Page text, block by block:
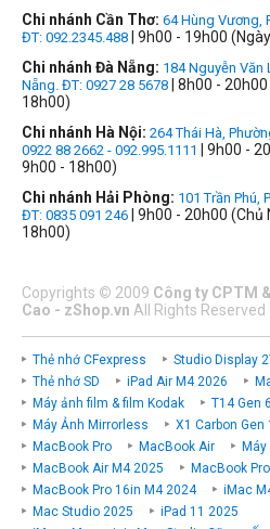
Chi nhánh Cần Thơ: 64 Hùng Vương,
ĐT: 092.2345.488 | 9h00 - 19h00
Chi nhánh Đà Nẵng: 184 Nguyễn Văn
Nẵng. ĐT: 0927 28 5678 | 8h00 -
18h00)
Chi nhánh Hà Nội: 264 Thái Hà,
0922 88 2662 - 092.995.1111
| 9h00 -
9h00 - 18h00)
Chi nhánh Hải Phòng: 101 Trần Phú,
ĐT: 0835 091 246 | 9h00 - 20h00 (Chủ
18h00)
Copyrights © 2009 Công ty CPTM
Cao - zShop.vn All Rights Reserved
Thẻ nhớ CFexpress Studio Display
Thẻ nhớ SD
iPad Air M4 2026
Máy ảnh film & film Kodak
T14 Gen
Máy Ảnh Mirrorless
X1 Carbon Gen
MacBook Pro
MacBook Air
MacBook Air M4 2025
MacBook
MacBook Pro 16in M4 2024
iMac
Mac Studio 2025
iPad 11 2025